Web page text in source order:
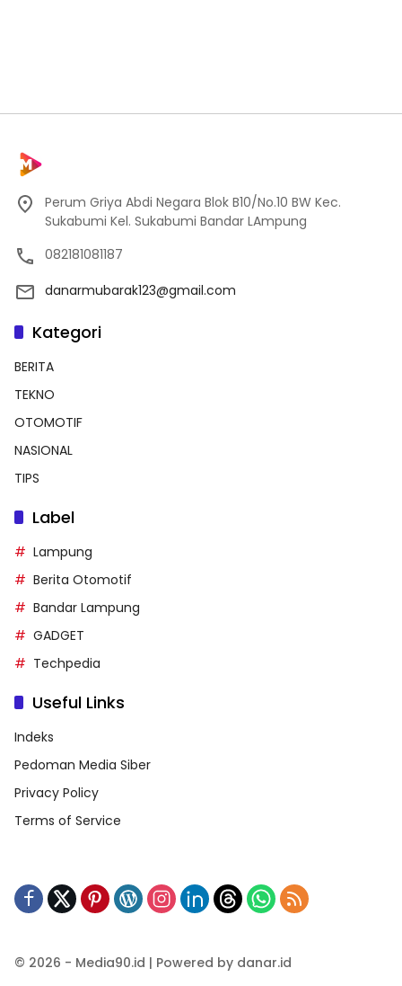
Perum Griya Abdi Negara Blok B10/No.10 BW Kec.
Sukabumi Kel. Sukabumi Bandar LAmpung
082181081187
danarmubarak123@gmail.com
Kategori
BERITA
TEKNO
OTOMOTIF
NASIONAL
TIPS
Label
Lampung
Berita Otomotif
Bandar Lampung
GADGET
Techpedia
Useful Links
Indeks
Pedoman Media Siber
Privacy Policy
Terms of Service
© 2026 - Media90.id | Powered by danar.id